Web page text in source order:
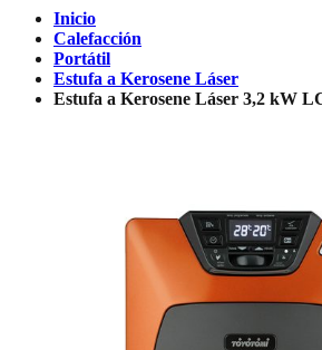
Inicio
Calefacción
Portátil
Estufa a Kerosene Láser
Estufa a Kerosene Láser 3,2 kW